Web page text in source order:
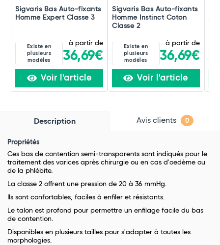
Sigvaris Bas Auto-fixants
Homme Expert Classe 3
Existe en
plusieurs
modèles
à partir de
36,69€
Voir l'article
Sigvaris Bas Auto-fixants
Homme Instinct Coton
Classe 2
Existe en
plusieurs
modèles
à partir de
36,69€
Voir l'article
Description Avis clients 0
Propriétés
Ces bas de contention semi-transparents sont indiqués pour le
traitement des varices après chirurgie ou en cas d'oedème ou
de la phlébite.
La classe 2 offrent une pression de 20 à 36 mmHg.
Ils sont confortables, faciles à enfiler et résistants.
Le talon est profond pour permettre un enfilage facile du bas
de contention.
Disponibles en plusieurs tailles pour s'adapter à toutes les
morphologies.